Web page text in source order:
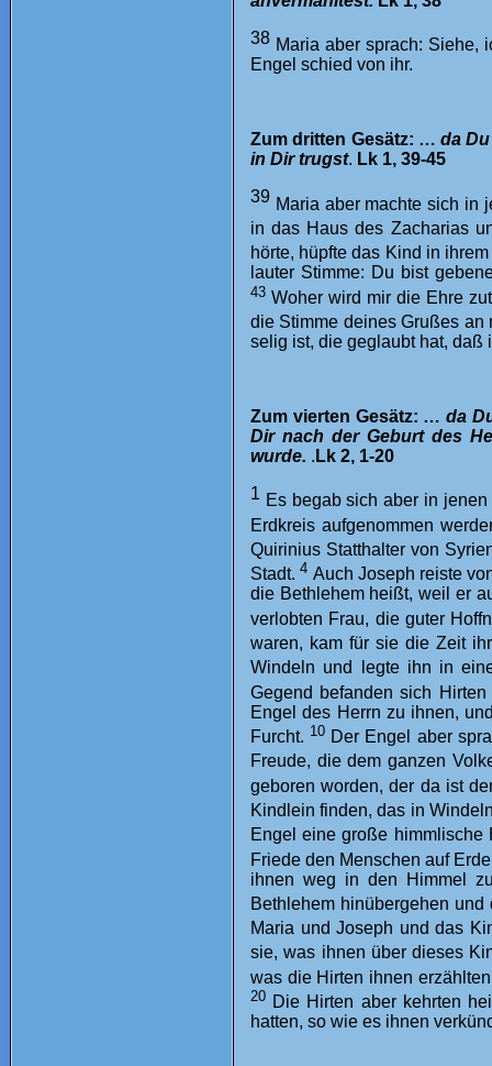
38 Maria aber sprach: Siehe,
Engel schied von ihr.
Zum dritten Gesätz: … da
in Dir trugst. Lk 1, 39-45
39 Maria aber machte sich in
in das Haus des Zacharias
hörte, hüpfte das Kind in
lauter Stimme: Du bist
43 Woher wird mir die Ehre
die Stimme deines Grußes
selig ist, die geglaubt hat, daß
Zum vierten Gesätz: … da
Dir nach der Geburt des
wurde. . Lk 2, 1-20
1 Es begab sich aber in
Erdkreis aufgenommen
Quirinius Statthalter von
Stadt.4 Auch Joseph reiste
die Bethlehem heißt, weil er
verlobten Frau, die guter
waren, kam für sie die Zeit
Windeln und legte ihn in
Gegend befanden sich
Engel des Herrn zu ihnen,
Furcht. 10 Der Engel aber
Freude, die dem ganzen
geboren worden, der da ist
Kindlein finden, das in
Engel eine große
Friede den Menschen auf
ihnen weg in den Himmel
Bethlehem hinübergehen
Maria und Joseph und das
sie, was ihnen über dieses
was die Hirten ihnen
20 Die Hirten aber kehrten
hatten, so wie es ihnen